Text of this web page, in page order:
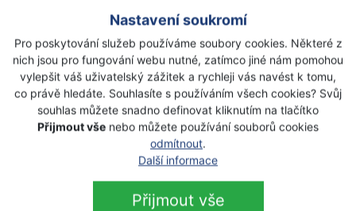
Nastavení soukromí
Pro poskytování služeb používáme soubory cookies. Některé z
nich jsou pro fungování webu nutné, zatímco jiné nám pomohou
vylepšit váš uživatelský zážitek a rychleji vás navést k tomu,
co právě hledáte. Souhlasíte s používáním všech cookies? Svůj
souhlas můžete snadno definovat kliknutím na tlačítko
Přijmout vše nebo můžete používání souborů cookies
odmítnout.
Další informace
Přijmout vše
místo, prosím, zarezervujte!
►https://forms.gle/ajqSuM8R8pr8LfEu7
Těšíme se na vás!
Zdroj:JVTP